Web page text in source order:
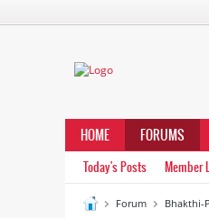
HOME FORUMS
Today's Posts Member
Forum Bhakthi-